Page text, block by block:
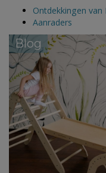
Ontdekkingen van
Aanraders
Blog